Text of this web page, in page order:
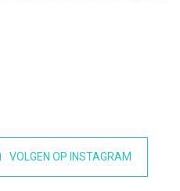
VOLGEN OP INSTAGRAM